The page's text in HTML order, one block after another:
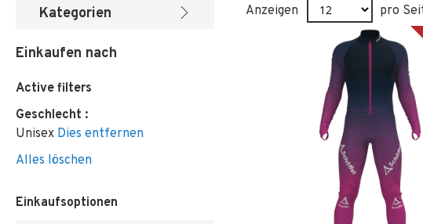
Anzeigen pro
Kategorien
Einkaufen nach
Active filters
Geschlecht
Unisex Dies entfernen
Alles löschen
Einkaufsoptionen